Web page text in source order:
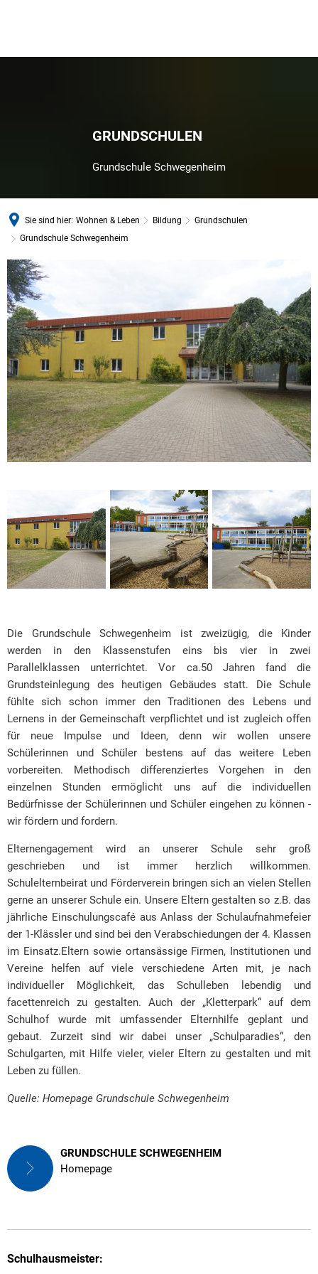
GRUNDSCHULEN
Grundschule Schwegenheim
Sie sind hier: Wohnen & Leben Bildung
Grundschulen
Grundschule Schwegenheim
Grundschule
Schwegenheim
Die Grundschule Schwegenheim ist zweizügig, die Kinder
werden in den Klassenstufen eins bis vier in zwei
Parallelklassen unterrichtet. Vor ca.50 Jahren fand die
Grundsteinlegung des heutigen Gebäudes statt. Die Schule
fühlte sich schon immer den Traditionen des Lebens und
Lernens in der Gemeinschaft verpflichtet und ist zugleich offen
für neue Impulse und Ideen, denn wir wollen unsere
Schülerinnen und Schüler bestens auf das weitere Leben
vorbereiten. Methodisch differenziertes Vorgehen in den
einzelnen Stunden ermöglicht uns auf die individuellen
Bedürfnisse der Schülerinnen und Schüler eingehen zu können -
wir fördern und fordern.
Elternengagement wird an unserer Schule sehr groß
geschrieben und ist immer herzlich willkommen.
Schulelternbeirat und Förderverein bringen sich an vielen Stellen
gerne an unserer Schule ein. Unsere Eltern gestalten so z.B. das
jährliche Einschulungscafé aus Anlass der Schulaufnahmefeier
der 1-Klässler und sind bei den Verabschiedungen der 4. Klassen
im Einsatz.Eltern sowie ortansässige Firmen, Institutionen und
Vereine helfen auf viele verschiedene Arten mit, je nach
individueller Möglichkeit, das Schulleben lebendig und
facettenreich zu gestalten. Auch der „Kletterpark“ auf dem
Schulhof wurde mit umfassender Elternhilfe geplant und
gebaut. Zurzeit sind wir dabei unser „Schulparadies“, den
Schulgarten, mit Hilfe vieler, vieler Eltern zu gestalten und mit
Leben zu füllen.
Quelle: Homepage Grundschule Schwegenheim
GRUNDSCHULE SCHWEGENHEIM
Homepage
Schulhausmeister: